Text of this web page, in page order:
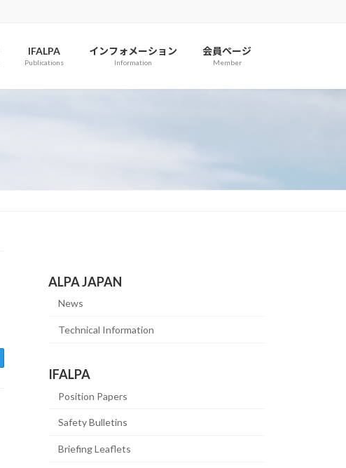
IFALPA
Publications
インフォメーション
Information
会員ページ
Member
ALPA JAPAN
News
Technical Information
IFALPA
Position Papers
Safety Bulletins
Briefing Leaflets